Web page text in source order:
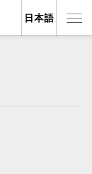
日本語